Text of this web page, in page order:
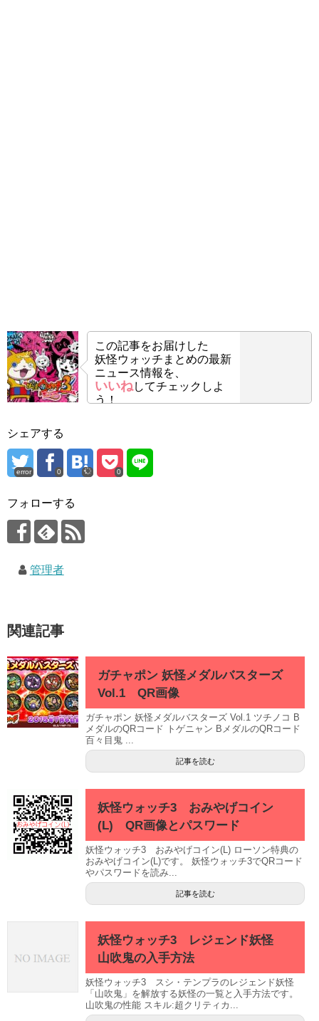
この記事をお届けした
妖怪ウォッチまとめの最新
ニュース情報を、
いいねしてチェックしよ
う！
シェアする
error 0 0
フォローする
管理者
関連記事
ガチャポン 妖怪メダルバスターズ
Vol.1 QR画像
ガチャポン 妖怪メダルバスターズ Vol.1 ツチノコ B
メダルのQRコード トゲニャン BメダルのQRコード
百々目鬼 ...
記事を読む
妖怪ウォッチ3 おみやげコイン
(L) QR画像とパスワード
妖怪ウォッチ3 おみやげコイン(L) ローソン特典の
おみやげコイン(L)です。 妖怪ウォッチ3でQRコード
やパスワードを読み...
記事を読む
妖怪ウォッチ3 レジェンド妖怪
山吹鬼の入手方法
妖怪ウォッチ3 スシ・テンプラのレジェンド妖怪
「山吹鬼」を解放する妖怪の一覧と入手方法です。
山吹鬼の性能 スキル:超クリティカ...